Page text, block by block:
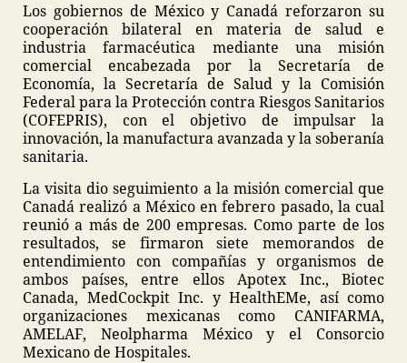
Los gobiernos de México y Canadá reforzaron su
cooperación bilateral en materia de salud e
industria farmacéutica mediante una misión
comercial encabezada por la Secretaría de
Economía, la Secretaría de Salud y la Comisión
Federal para la Protección contra Riesgos Sanitarios
(COFEPRIS), con el objetivo de impulsar la
innovación, la manufactura avanzada y la soberanía
sanitaria.
La visita dio seguimiento a la misión comercial que
Canadá realizó a México en febrero pasado, la cual
reunió a más de 200 empresas. Como parte de los
resultados, se firmaron siete memorandos de
entendimiento con compañías y organismos de
ambos países, entre ellos Apotex Inc., Biotec
Canada, MedCockpit Inc. y HealthEMe, así como
organizaciones mexicanas como CANIFARMA,
AMELAF, Neolpharma México y el Consorcio
Mexicano de Hospitales.